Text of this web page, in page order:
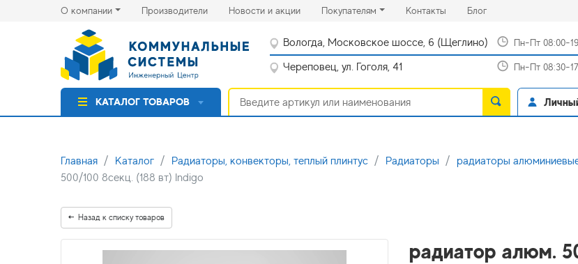
О компании Производители(current)Новости и акции(current)Покупателям Контакты(current)
Блог(current)
Вологда, Московское шоссе, 6 (Щеглино) Пн-Пт 08:00-
Череповец, ул. Гоголя, 41 Пн-Пт 08:30-
КАТАЛОГ ТОВАРОВ
Главная Каталог Радиаторы, конвекторы, теплый плинтус Радиаторы радиаторы
500/100 8секц. (188 вт) Indigo
Назад к списку товаров
радиатор алюм.